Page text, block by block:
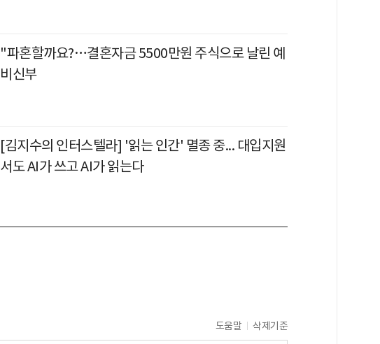
"파혼할까요?…결혼자금 5500만원 주식으로 날린 예
비신부
[김지수의 인터스텔라] '읽는 인간' 멸종 중... 대입지원
서도 AI가 쓰고 AI가 읽는다
도움말 삭제기준